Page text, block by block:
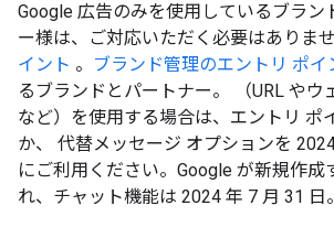
Google 広告のみを使用しているブラン
ー様は、ご対応いただく必要はありま
イント 。 ブランド管理のエントリ ポイ
るブランドとパートナー。 （URL やウ
など）を使用する場合は、エントリ ポ
か、 代替メッセージ オプションを
にご利用ください。Google が新規作成
れ、チャット機能は 2024 年 7 月 31 日。